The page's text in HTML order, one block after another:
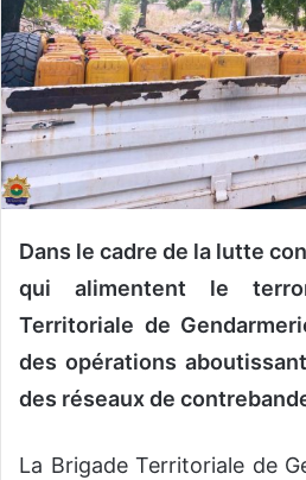
u
n
c
o
u
r
r
i
Dans le cadre de la lutte
qui alimentent le
Territoriale de
des opérations
des réseaux de
La Brigade Territoriale de